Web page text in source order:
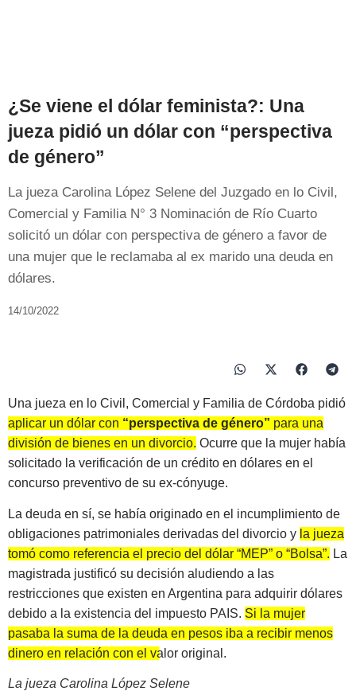
¿Se viene el dólar feminista?: Una
jueza pidió un dólar con “perspectiva
de género”
La jueza Carolina López Selene del Juzgado en lo Civil,
Comercial y Familia N° 3 Nominación de Río Cuarto
solicitó un dólar con perspectiva de género a favor de
una mujer que le reclamaba al ex marido una deuda en
dólares.
14/10/2022
Una jueza en lo Civil, Comercial y Familia de Córdoba pidió
aplicar un dólar con “perspectiva de género” para una
división de bienes en un divorcio. Ocurre que la mujer había
solicitado la verificación de un crédito en dólares en el
concurso preventivo de su ex-cónyuge.
La deuda en sí, se había originado en el incumplimiento de
obligaciones patrimoniales derivadas del divorcio y la jueza
tomó como referencia el precio del dólar “MEP” o “Bolsa”. La
magistrada justificó su decisión aludiendo a las
restricciones que existen en Argentina para adquirir dólares
debido a la existencia del impuesto PAIS. Si la mujer
pasaba la suma de la deuda en pesos iba a recibir menos
dinero en relación con el valor original.
La jueza Carolina López Selene